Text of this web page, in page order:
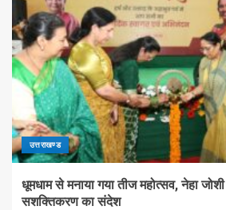
उत्तराखण्ड
धूमधाम से मनाया गया तीज महोत्सव, नेहा
सशक्तिकरण का संदेश